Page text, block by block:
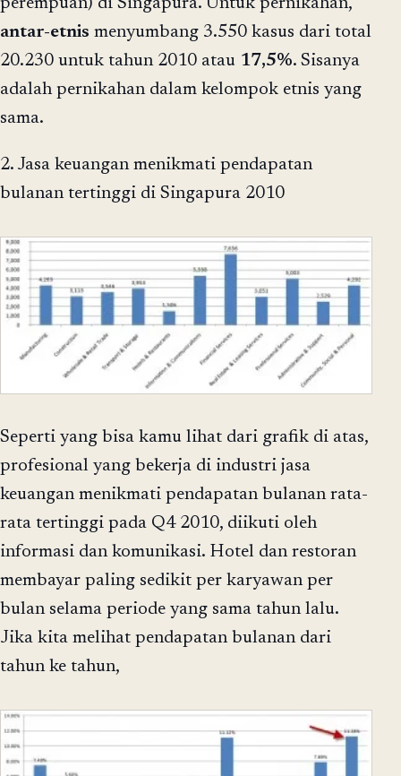
perempuan) di Singapura. Untuk pernikahan,
antar-etnis menyumbang 3.550 kasus dari total
20.230 untuk tahun 2010 atau 17,5%. Sisanya
adalah pernikahan dalam kelompok etnis yang
sama.
2. Jasa keuangan menikmati pendapatan
bulanan tertinggi di Singapura 2010
Seperti yang bisa kamu lihat dari grafik di atas,
profesional yang bekerja di industri jasa
keuangan menikmati pendapatan bulanan rata-
rata tertinggi pada Q4 2010, diikuti oleh
informasi dan komunikasi. Hotel dan restoran
membayar paling sedikit per karyawan per
bulan selama periode yang sama tahun lalu.
Jika kita melihat pendapatan bulanan dari
tahun ke tahun,